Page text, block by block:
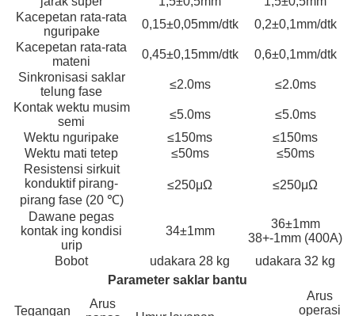
Kacepetan rata-rata
nguripake
0,15±0,05mm/dtk
0,2±0,1mm/dtk
Kacepetan rata-rata
mateni
0,45±0,15mm/dtk
0,6±0,1mm/dtk
Sinkronisasi saklar
telung fase
≤2.0ms
≤2.0ms
Kontak wektu musim
semi
≤5.0ms
≤5.0ms
Wektu nguripake
≤150ms
≤150ms
Wektu mati tetep
≤50ms
≤50ms
Resistensi sirkuit
konduktif pirang-
pirang fase (20 ℃)
≤250μΩ ≤250μΩ
Dawane pegas
kontak ing kondisi
urip
34±1mm
36±1mm
38+-1mm (400A)
Bobot
udakara 28 kg
udakara 32 kg
Parameter saklar bantu
Tegangan
Arus
Arus
operasi